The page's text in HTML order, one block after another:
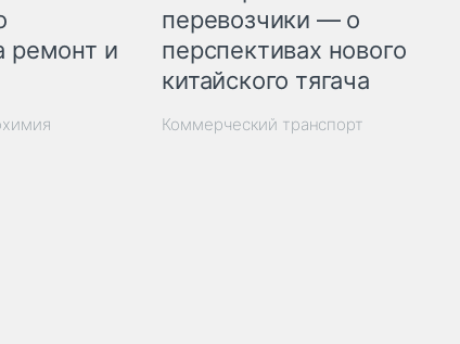
ремонт и
перевозчики — о
перспективах нового
китайского тягача
Коммерческий транспорт